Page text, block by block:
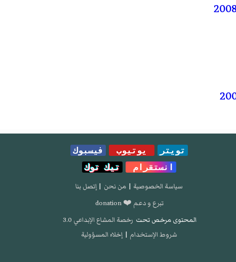
تويتر يوتيوب
فيسبوك
انستقرام
تيك توك
سياسة الخصوصية | من نحن | إتصل بنا
تبرع و دعم ❤️ donation
المحتوى مرخص تحت رخصة المشاع الإبداعي 3.0
شروط الإستخدام | إخلاء المسؤولية